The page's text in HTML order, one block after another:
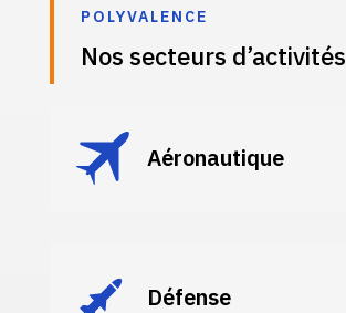
POLYVALENCE
Nos secteurs d’activités
Aéronautique
Défense